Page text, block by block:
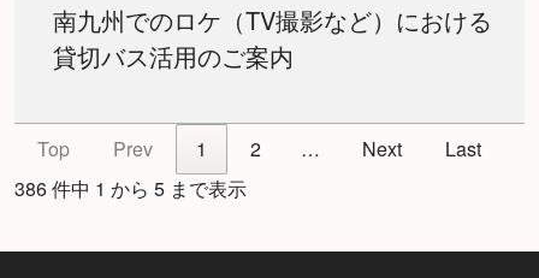
南九州でのロケ（TV撮影など）における
貸切バス活用のご案内
Top Prev 1 2 … Next
Last
386 件中 1 から 5 まで表示